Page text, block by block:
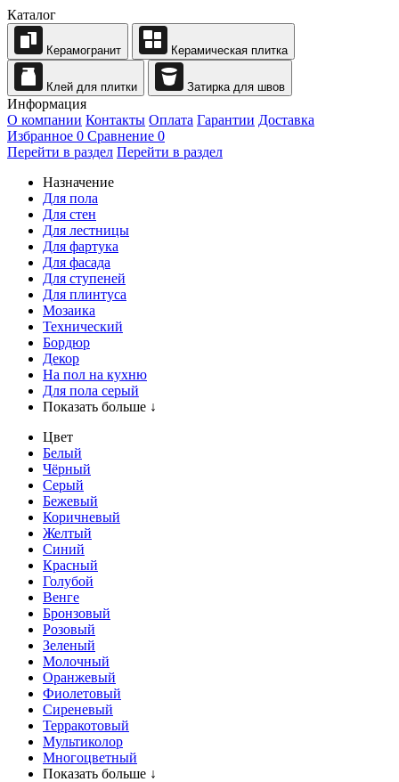
Каталог
Керамогранит Керамическая плитка
Клей для плитки Затирка для швов
Информация
О компании Контакты Оплата Гарантии Доставка
Избранное 0 Сравнение 0
Перейти в раздел Перейти в раздел
Назначение
Для пола
Для стен
Для лестницы
Для фартука
Для фасада
Для ступеней
Для плинтуса
Мозаика
Технический
Бордюр
Декор
На пол на кухню
Для пола серый
Показать больше ↓
Цвет
Белый
Чёрный
Серый
Бежевый
Коричневый
Желтый
Синий
Красный
Голубой
Венге
Бронзовый
Розовый
Зеленый
Молочный
Оранжевый
Фиолетовый
Сиреневый
Терракотовый
Мультиколор
Многоцветный
Показать больше ↓